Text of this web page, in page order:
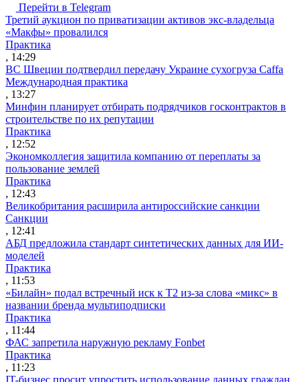
Перейти в Telegram
Третий аукцион по приватизации активов экс-владельца
«Макфы» провалился
Практика
, 14:29
ВС Швеции подтвердил передачу Украине сухогруза Caffa
Международная практика
, 13:27
Минфин планирует отбирать подрядчиков госконтрактов в
строительстве по их репутации
Практика
, 12:52
Экономколлегия защитила компанию от переплаты за
пользование землей
Практика
, 12:43
Великобритания расширила антироссийские санкции
Санкции
, 12:41
АБД предложила стандарт синтетических данных для ИИ-
моделей
Практика
, 11:53
«Билайн» подал встречный иск к Т2 из-за слова «микс» в
названии бренда мультиподписки
Практика
, 11:44
ФАС запретила наружную рекламу Fonbet
Практика
, 11:23
IT-бизнес просит упростить использование данных граждан